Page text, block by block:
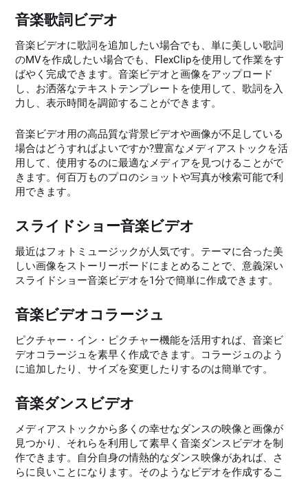
音楽歌詞ビデオ
音楽ビデオに歌詞を追加したい場合でも、単に美しい歌詞
のMVを作成したい場合でも、FlexClipを使用して作業をす
ばやく完成できます。音楽ビデオと画像をアップロード
し、お洒落なテキストテンプレートを使用して、歌詞を入
力し、表示時間を調節することができます。
音楽ビデオ用の高品質な背景ビデオや画像が不足している
場合はどうすればよいですか?豊富なメディアストックを活
用して、使用するのに最適なメディアを見つけることがで
きます。何百万ものプロのショットや写真が検索可能で利
用できます。
スライドショー音楽ビデオ
最近はフォトミュージックが人気です。テーマに合った美
しい画像をストーリーボードにまとめることで、意義深い
スライドショー音楽ビデオを1分で簡単に作成できます。
音楽ビデオコラージュ
ピクチャー・イン・ピクチャー機能を活用すれば、音楽ビ
デオコラージュを素早く作成できます。コラージュのよう
に追加したり、サイズを変更したりするのは簡単です。
音楽ダンスビデオ
メディアストックから多くの幸せなダンスの映像と画像が
見つかり、それらを利用して素早く音楽ダンスビデオを制
作できます。自分自身の情熱的なダンス映像があれば、さ
らに良いことになります。そのようなビデオを作成するこ